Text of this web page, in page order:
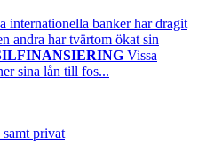
internationella banker har dragit
andra har tvärtom ökat sin
Vissa
sina lån till fos...
privat